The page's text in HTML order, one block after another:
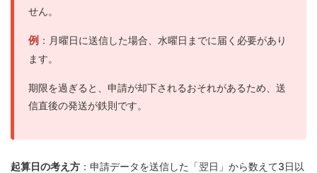
せん。
例 ：月曜日に送信した場合、水曜日までに届く必要があり
ます。
期限を過ぎると、申請が却下されるおそれがあるため、送
信直後の発送が鉄則です。
起算日の考え方 ：申請データを送信した「翌日」から数えて3日以